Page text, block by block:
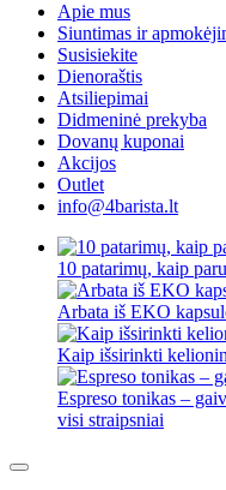
Apie mus
Siuntimas ir
Susisiekite
Dienoraštis
Atsiliepimai
Didmeninė prekyba
Dovanų kuponai
Akcijos
Outlet
info@4barista.lt
10 patarimų, kaip
Arbata iš EKO
Kaip išsirinkti
Espreso tonikas –
visi straipsniai